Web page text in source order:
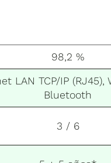
98,2 %
LAN TCP/IP (RJ45),
Bluetooth
3 / 6